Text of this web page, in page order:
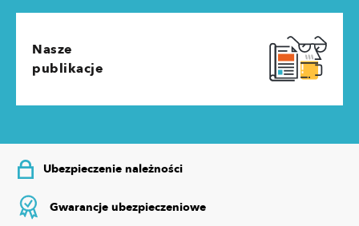
Nasze
publikacje
Ubezpieczenie należności
Gwarancje ubezpieczeniowe